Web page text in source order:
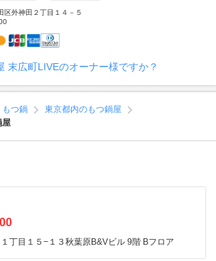
区外神田２丁目１４－５
末広町LIVEのオーナー様ですか？
もつ鍋
東京都内のもつ鍋屋
屋
丁目１５−１３秋葉原B&Vビル 9階 Bフロア